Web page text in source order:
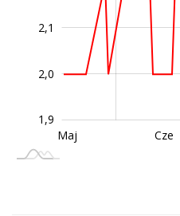
1,95
1,9
2,0
2,1
L
Maj Cze
Sie
Wrz